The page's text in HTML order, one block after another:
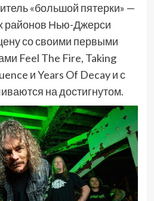
«большой пятерки» —
районов Нью-Джерси
со своими первыми
Feel The Fire, Taking
и Years Of Decay и с
на достигнутом.